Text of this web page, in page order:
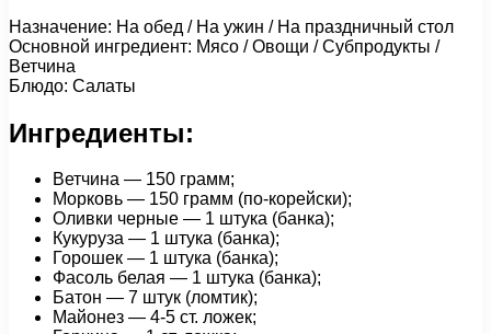
Назначение: На обед / На ужин / На праздничный стол
Основной ингредиент: Мясо / Овощи / Субпродукты /
Ветчина
Блюдо: Салаты
Ингредиенты:
Ветчина — 150 грамм;
Морковь — 150 грамм (по-корейски);
Оливки черные — 1 штука (банка);
Кукуруза — 1 штука (банка);
Горошек — 1 штука (банка);
Фасоль белая — 1 штука (банка);
Батон — 7 штук (ломтик);
Майонез — 4-5 ст. ложек;